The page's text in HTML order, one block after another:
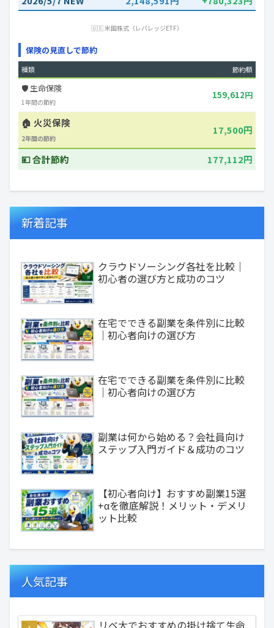
🇺🇸 米国株式（レバレッジETF）
保険の見直しで節約
種類 節約額
🛡️ 生命保険
1年間の節約
159,612円
🏠 火災保険
2年間の節約
17,500円
💴 合計節約 177,112円
新着記事
クラウドソーシング各社を比較｜
初心者の選び方と成功のコツ
在宅でできる副業を条件別に比較
｜初心者向けの選び方
在宅でできる副業を条件別に比較
｜初心者向けの選び方
副業は何から始める？会社員向け
ステップ入門ガイド＆成功のコツ
【初心者向け】おすすめ副業15選
+αを徹底解説！メリット・デメリ
ット比較
人気記事
リベ大でおすすめの掛け捨て生命